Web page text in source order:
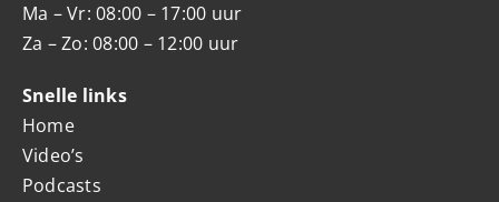
Ma – Vr: 08:00 – 17:00 uur
Za – Zo: 08:00 – 12:00 uur
Snelle links
Home
Video’s
Podcasts